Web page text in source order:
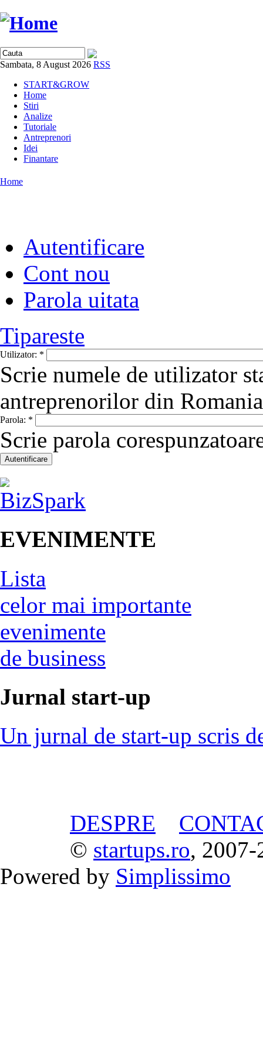
Sambata, 8 August 2026 RSS
START&GROW
Home
Stiri
Analize
Tutoriale
Antreprenori
Idei
Finantare
Home
Autentificare
Cont nou
Parola uitata
Tipareste
Utilizator: *
Scrie numele de utilizator
antreprenorilor din
Parola: *
Scrie parola
EVENIMENTE
Lista
celor mai importante
evenimente
de business
Jurnal start-up
Un jurnal de start-up scris
DESPRE
© startups.ro, 2007-
Powered by Simplissimo